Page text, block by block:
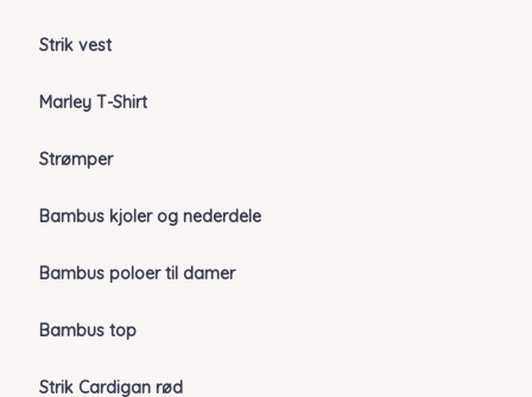
Strik vest
Marley T-Shirt
Strømper
Bambus kjoler og nederdele
Bambus poloer til damer
Bambus top
Strik Cardigan rød